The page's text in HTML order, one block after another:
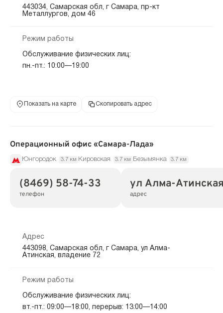
443034, Самарская обл, г Самара, пр-кт
Металлургов, дом 46
Режим работы
Обслуживание физических лиц:
пн.-пт.: 10:00—19:00
Показать на карте Скопировать адрес
Операционный офис «Самара-Лада»
Юнгородок 3.7 км Кировская 3.7 км Безымянка 3.7 км
(8469) 58-74-33
телефон
ул Алма-
адрес
Адрес
443098, Самарская обл, г Самара, ул Алма-
Атинская, владение 72
Режим работы
Обслуживание физических лиц:
вт.-пт.: 09:00—18:00, перерыв: 13:00—14:00